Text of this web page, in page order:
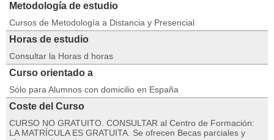
Metodología de estudio
Cursos de Metodología a Distancia y Presencial
Horas de estudio
Consultar la Horas d horas
Curso orientado a
Sólo para Alumnos con domicilio en España
Coste del Curso
CURSO NO GRATUITO. CONSULTAR al Centro de Formación:
LA MATRÍCULA ES GRATUITA. Se ofrecen Becas parciales y